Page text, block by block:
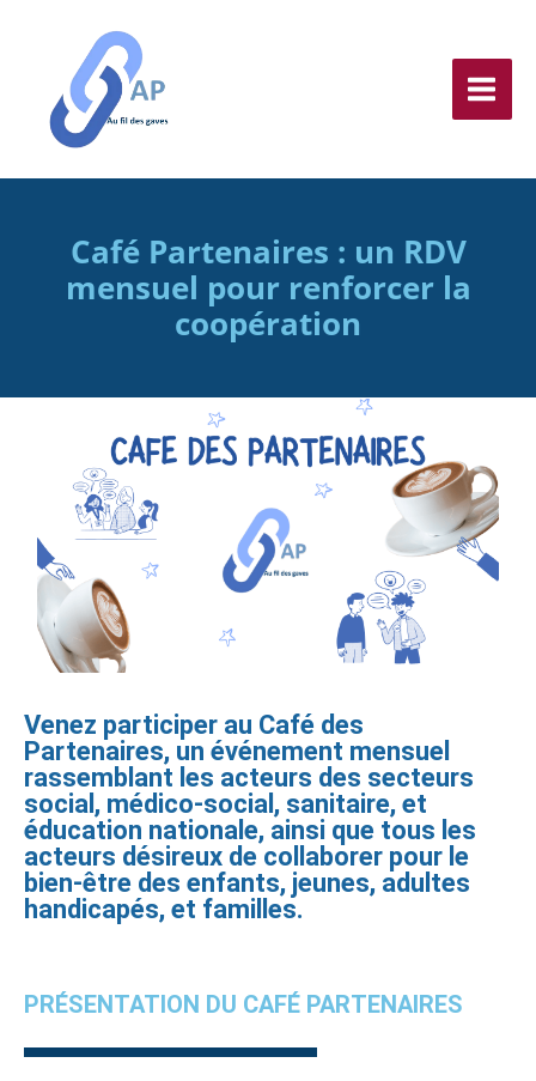
contenu
Café Partenaires : un RDV
mensuel pour renforcer la
coopération
Venez participer au Café des
Partenaires, un événement mensuel
rassemblant les acteurs des secteurs
social, médico-social, sanitaire, et
éducation nationale, ainsi que tous les
acteurs désireux de collaborer pour le
bien-être des enfants, jeunes, adultes
handicapés, et familles.
PRÉSENTATION DU CAFÉ PARTENAIRES